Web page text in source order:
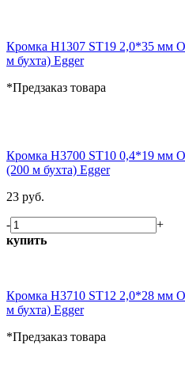
Кромка H1307 ST19 2,0*35 мм
м бухта) Egger
*Предзаказ товара
Кромка H3700 ST10 0,4*19 мм
(200 м бухта) Egger
23 руб.
-
+
купить
Кромка H3710 ST12 2,0*28 мм
м бухта) Egger
*Предзаказ товара